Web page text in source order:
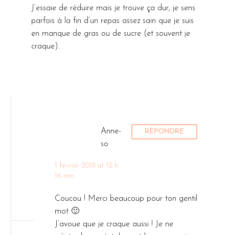
J’essaie de réduire mais je trouve ça dur, je sens
parfois à la fin d’un repas assez sain que je suis
en manque de gras ou de sucre (et souvent je
craque).
Anne-
so
1 février 2018 at 12 h
16 min
RÉPONDRE
Coucou ! Merci beaucoup pour ton gentil
mot 🙂
J’avoue que je craque aussi ! Je ne